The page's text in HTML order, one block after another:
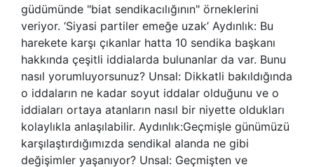
güdümünde "biat sendikacılığının" örneklerini
veriyor. ‘Siyasi partiler emeğe uzak’ Aydınlık: Bu
harekete karşı çıkanlar hatta 10 sendika başkanı
hakkında çeşitli iddialarda bulunanlar da var. Bunu
nasıl yorumluyorsunuz? Unsal: Dikkatli bakıldığında
o iddaların ne kadar soyut iddalar olduğunu ve o
iddiaları ortaya atanların nasıl bir niyette oldukları
kolaylıkla anlaşılabilir. Aydınlık:Geçmişle günümüzü
karşılaştırdığımızda sendikal alanda ne gibi
değişimler yaşanıyor? Unsal: Geçmişten ve